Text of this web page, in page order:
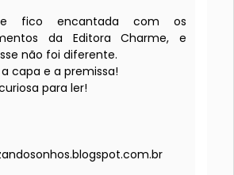
fico encantada com os
da Editora Charme, e
não foi diferente.
capa e a premissa!
para ler!